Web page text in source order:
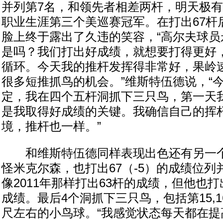
并列第7名，和领先者相差两杆，明天极
职业生涯第三个美巡赛冠军。在打出67杆
脸上终于露出了久违的笑容，“高尔夫球
是吗？我们打出好成绩，就想要打得更好
循环。今天我的推杆发挥得非常好，果岭
很多短推抓鸟的机会。”维斯特伍德说，“
定，我在四个五杆洞抓下三只鸟，第一天
是我取得好成绩的关键。我确信自己的挥
境，推杆也一样。”
和维斯特伍德同样表现出色还有另一
怪米克尔森，也打出67（-5）的成绩位列
像2011年那样打出63杆的成绩，但他也
成绩。最后4个洞抓下三只鸟，包括第
尺左右的小鸟球。“我感觉状态每天都在